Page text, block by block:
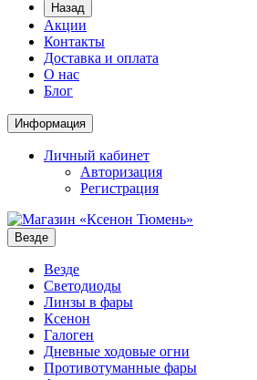
Назад
Акции
Контакты
Доставка и оплата
О нас
Блог
Информация
Личный кабинет
Авторизация
Регистрация
Везде
Везде
Светодиоды
Линзы в фары
Ксенон
Галоген
Дневные ходовые огни
Противотуманные фары